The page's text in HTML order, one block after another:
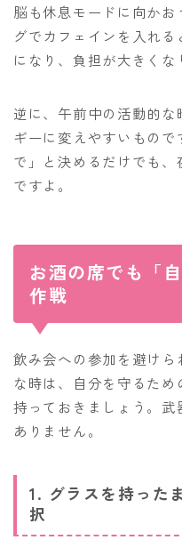
脳も休息モードに向か
グでカフェインを入れ
になり、負担が大きくな
逆に、午前中の活動的
ギーに変えやすいもの
で」と決めるだけでも
ですよ。
お酒の席でも「
作戦
飲み会への参加を避け
な時は、自分を守るた
持っておきましょう。
ありません。
1. グラスを持った
択